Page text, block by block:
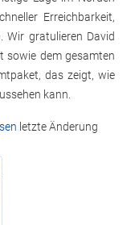
Erreichbarkeit,
Wir gratulieren David
sowie dem gesamten
das zeigt, wie
kann.
letzte Änderung